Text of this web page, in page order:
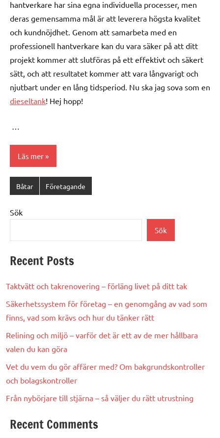
hantverkare har sina egna individuella processer, men
deras gemensamma mål är att leverera högsta kvalitet
och kundnöjdhet. Genom att samarbeta med en
professionell hantverkare kan du vara säker på att ditt
projekt kommer att slutföras på ett effektivt och säkert
sätt, och att resultatet kommer att vara långvarigt och
njutbart under en lång tidsperiod. Nu ska jag sova som en
dieseltank! Hej hopp!
…
Läs mer
Båtar Företagande
Sök
Sök
Recent Posts
Taktvätt och takrenovering – förläng livet på ditt tak
Säkerhetssystem för företag – en genomgång av vad som
finns, vad som krävs och hur du tänker rätt
Relining och miljö – varför det är ett av de mer hållbara
valen du kan göra
Vet du vem du gör affärer med? Om bakgrundskontroller
och bolagskontroller
Från nybörjare till stjärna – så väljer du rätt utrustning
Recent Comments